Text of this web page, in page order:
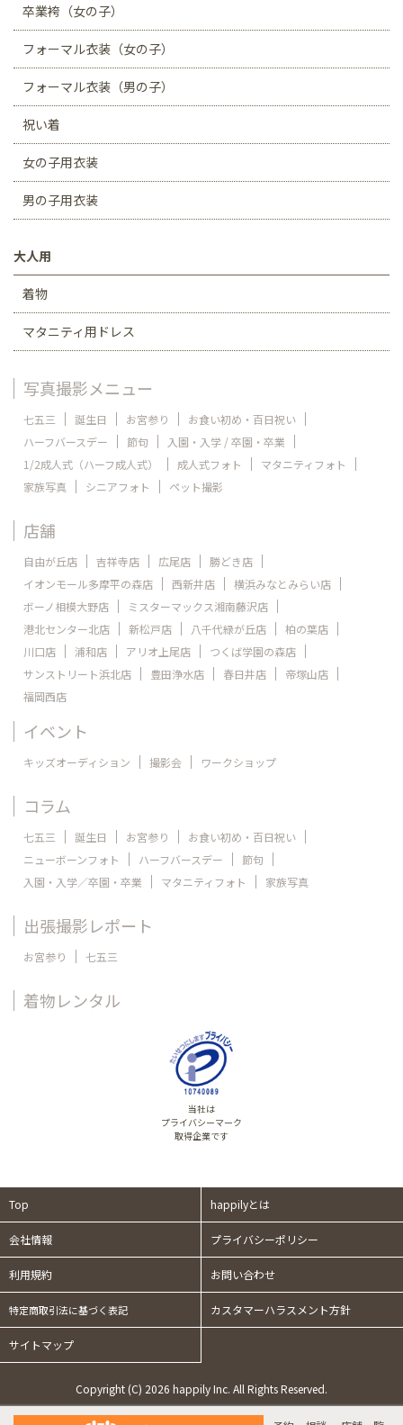
卒業袴（女の子）
フォーマル衣装（女の子）
フォーマル衣装（男の子）
祝い着
女の子用衣装
男の子用衣装
大人用
着物
マタニティ用ドレス
写真撮影メニュー
七五三 誕生日 お宮参り
お食い初め・百日祝い
ハーフバースデー
節句
入園・入学 / 卒園・卒業
1/2成人式（ハーフ成人式）
成人式フォト
マタニティフォト
家族写真
シニアフォト ペット撮影
店舗
自由が丘店 吉祥寺店 広尾店
勝どき店
イオンモール多摩平の森店
西新井店
横浜みなとみらい店
ボーノ相模大野店
ミスターマックス湘南藤沢店
港北センター北店
新松戸店 八千代緑が丘店
柏の葉店
川口店
浦和店 アリオ上尾店
つくば学園の森店
サンストリート浜北店
豊田浄水店 春日井店
帝塚山店
福岡西店
イベント
キッズオーディション 撮影会 ワークショップ
コラム
七五三 誕生日 お宮参り
お食い初め・百日祝い
ニューボーンフォト
ハーフバースデー
節句
入園・入学／卒園・卒業
マタニティフォト 家族写真
出張撮影レポート
お宮参り 七五三
着物レンタル
当社は
プライバシーマーク
取得企業です
Top happilyとは
会社情報 プライバシーポリシー
利用規約 お問い合わせ
特定商取引法に基づく表記 カスタマーハラスメント方針
サイトマップ
Copyright (C) 2026 happily Inc. All Rights Reserved.